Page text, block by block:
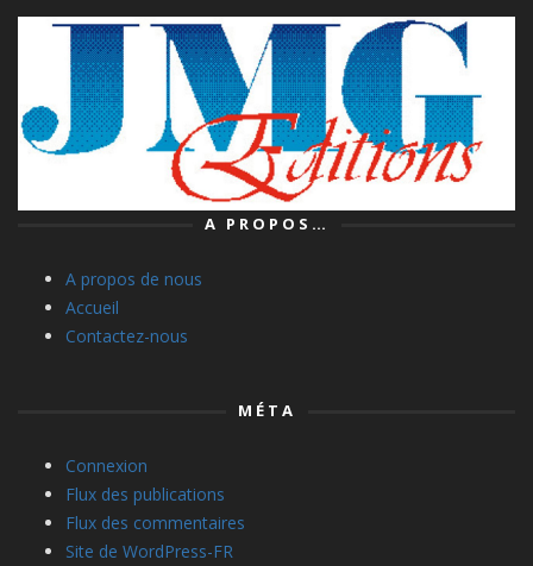
A PROPOS…
A propos de nous
Accueil
Contactez-nous
MÉTA
Connexion
Flux des publications
Flux des commentaires
Site de WordPress-FR